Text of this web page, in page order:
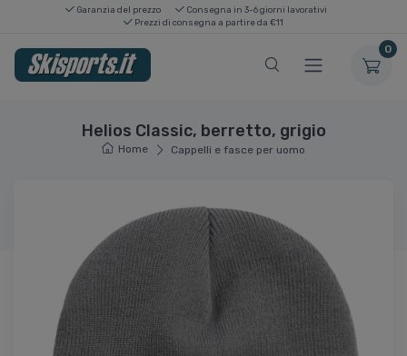
Garanzia del prezzo
Consegna in 3-6 giorni lavorativi
Prezzi di consegna a partire da €11
0
Helios Classic, berretto, grigio
Home Cappelli e fasce per uomo